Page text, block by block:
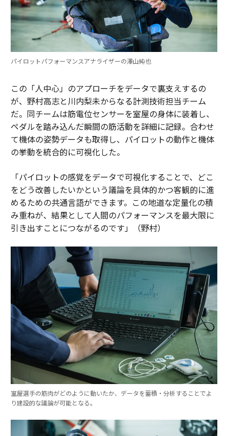
パイロットパフォーマンスアナライザーの澤山純也
この「人中心」のアプローチをデータで裏支えするの
が、野村高志と川内梨未からなる計測技術担当チーム
だ。同チームは筋電位センサーを室屋の身体に装着し、
ペダルを踏み込んだ瞬間の筋活動を詳細に記録。合わせ
て機体の姿勢データも取得し、パイロットの動作と機体
の挙動を統合的に可視化した。
「パイロットの感覚をデータで可視化することで、どこ
をどう改善したいかという議論を具体的かつ客観的に進
めるための共通言語ができます。この地道な定量化の積
み重ねが、結果として人間のパフォーマンスを最大限に
引き出すことにつながるのです」（野村）
室屋選手の筋肉がどのように動いたか、データを蓄積・分析することでよ
り建設的な議論が可能となる。